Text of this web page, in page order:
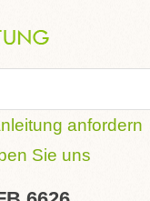
anfordern
Sie uns